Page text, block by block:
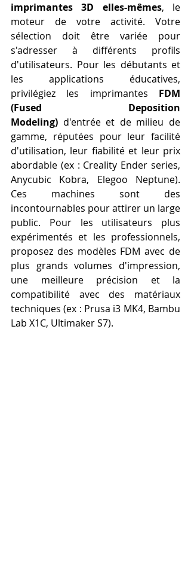
imprimantes 3D elles-mêmes, le
moteur de votre activité. Votre
sélection doit être variée pour
s'adresser à différents profils
d'utilisateurs. Pour les débutants et
les applications éducatives,
privilégiez les imprimantes FDM
(Fused Deposition
Modeling) d'entrée et de milieu de
gamme, réputées pour leur facilité
d'utilisation, leur fiabilité et leur prix
abordable (ex : Creality Ender series,
Anycubic Kobra, Elegoo Neptune).
Ces machines sont des
incontournables pour attirer un large
public. Pour les utilisateurs plus
expérimentés et les professionnels,
proposez des modèles FDM avec de
plus grands volumes d'impression,
une meilleure précision et la
compatibilité avec des matériaux
techniques (ex : Prusa i3 MK4, Bambu
Lab X1C, Ultimaker S7).